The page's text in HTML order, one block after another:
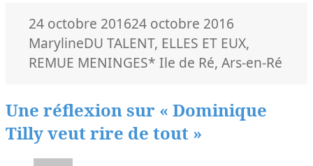
Publié
le
24 octobre 201624 octobre 2016
MarylineCatégories
DU TALENT, ELLES ET EUX,
REMUE MENINGESMots-
* Ile de Ré,Ars-en-Ré
Une réflexion sur « Dominique
Tilly veut rire de tout »